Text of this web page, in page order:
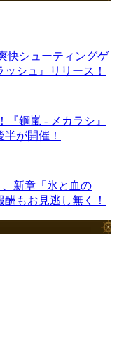
快シューティングゲ
シュ』リリース！
鋼嵐 - メカラシ』
が開催！
新章「氷と血の
もお見逃し無く！